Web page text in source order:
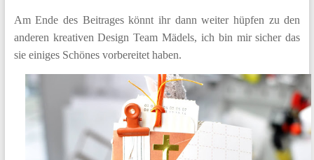
Am Ende des Beitrages könnt ihr dann weiter hüpfen zu den
anderen kreativen Design Team Mädels, ich bin mir sicher das
sie einiges Schönes vorbereitet haben.